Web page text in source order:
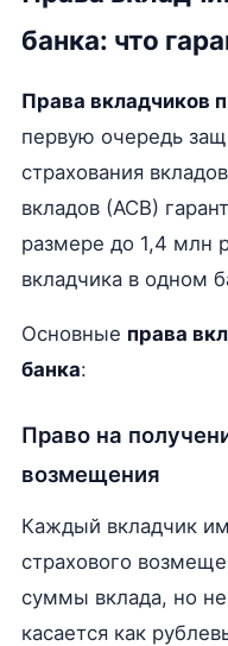
банка: что
Права вкладчиков
первую очередь
страхования
вкладов (АСВ)
размере до 1,4 млн
вкладчика в одном
Основные права
банка:
Право на
возмещения
Каждый вкладчик
страхового
суммы вклада, но
касается как